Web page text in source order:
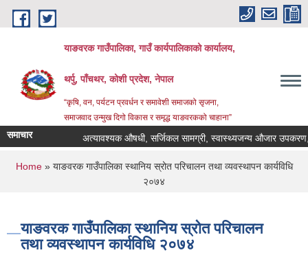
Skip to main content
याङवरक गाउँपालिका, गाउँ कार्यपालिकाको कार्यालय,
थर्पु, पाँचथर, कोशी प्रदेश, नेपाल
“कृषि, वन, पर्यटन प्रवर्धन र समावेशी समाजको सृजना,
समाजवाद उन्मुख दिगो विकास र समृद्ध याङवरकको चाहाना”
समाचार अत्यावश्यक औषधी, सर्जिकल सामग्री, स्वास्थ्यजन्य औजार उपकरण,
You are here
Home» याङवरक गाउँपालिका स्थानिय स्रोत परिचालन तथा व्यवस्थापन कार्यविधि
२०७४
याङवरक गाउँपालिका स्थानिय स्रोत परिचालन
तथा व्यवस्थापन कार्यविधि २०७४